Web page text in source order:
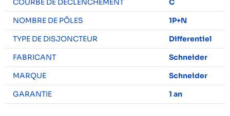
COURBE DE DÉCLENCHEMENT
C
NOMBRE DE PÔLES
1P+N
TYPE DE DISJONCTEUR
Differentiel
FABRICANT
Schneider
MARQUE
Schneider
GARANTIE
1 an